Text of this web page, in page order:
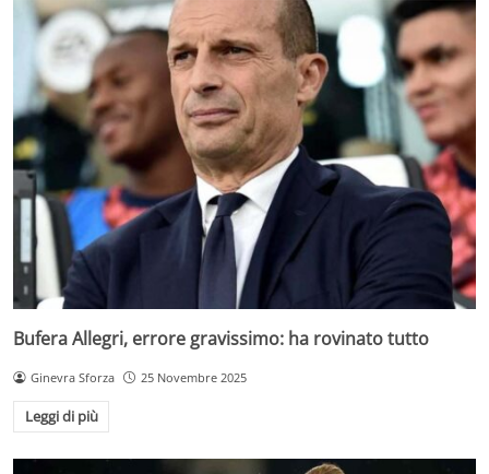
Bufera Allegri, errore gravissimo: ha rovinato tutto
Ginevra Sforza 25 Novembre 2025
Leggi di più